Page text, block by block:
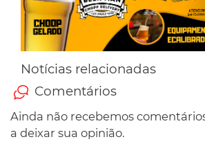
Notícias relacionadas
Comentários
Ainda não recebemos
a deixar sua opinião.